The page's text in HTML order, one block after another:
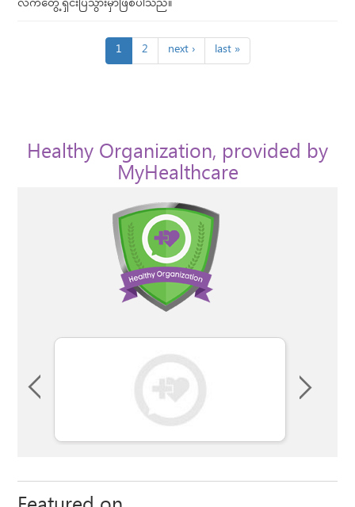
လက်တွေ့ရှင်းပြသွားမှာဖြစ်ပါသည်။
1 2 next › last »
Healthy Organization, provided by
MyHealthcare